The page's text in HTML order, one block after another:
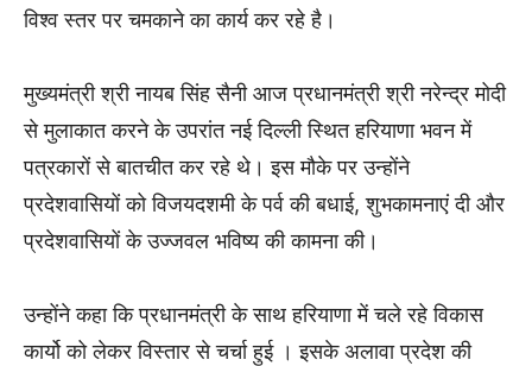
विश्व स्तर पर चमकाने का कार्य कर रहे है।
मुख्यमंत्री श्री नायब सिंह सैनी आज प्रधानमंत्री श्री नरेन्द्र मोदी
से मुलाकात करने के उपरांत नई दिल्ली स्थित हरियाणा भवन में
पत्रकारों से बातचीत कर रहे थे। इस मौके पर उन्होंने
प्रदेशवासियों को विजयदशमी के पर्व की बधाई, शुभकामनाएं दी और
प्रदेशवासियों के उज्जवल भविष्य की कामना की।
उन्होंने कहा कि प्रधानमंत्री के साथ हरियाणा में चले रहे विकास
कार्यो को लेकर विस्तार से चर्चा हुई । इसके अलावा प्रदेश की